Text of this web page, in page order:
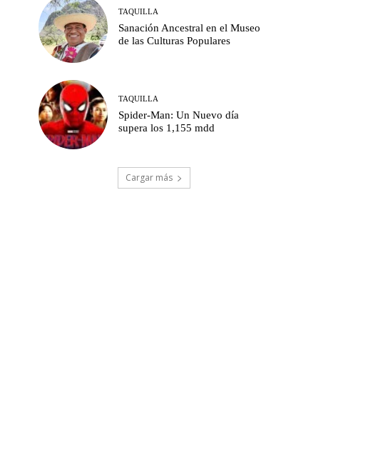
TAQUILLA
Sanación Ancestral en el Museo
de las Culturas Populares
TAQUILLA
Spider-Man: Un Nuevo día
supera los 1,155 mdd
Cargar más